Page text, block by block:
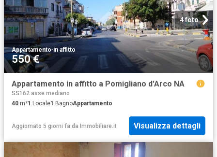
4 foto
Appartamento·in affitto
550 €
Appartamento in affitto a Pomigliano d'Arco NA
SS162 asse mediano
40 m²1 Locale1 BagnoAppartamento
Aggiornato 5 giorni fa da Immobiliare.it Visualizza dettagli